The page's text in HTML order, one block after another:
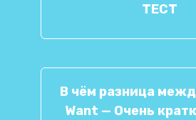
ТЕСТ
В чём разница
Want — Очень